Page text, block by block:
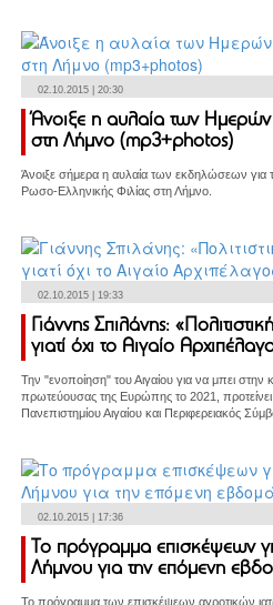
02.10.2015 | 20:30
Άνοιξε η αυλαία των
στη Λήμνο (mp3+photos)
Άνοιξε σήμερα η αυλαία των εκδηλώσεων για
Ρωσο-Ελληνικής Φιλίας στη Λήμνο.
02.10.2015 | 19:33
Γιάννης Σπιλάνης:
γιατί όχι το Αιγαίο
Την "ενοποίηση" του Αιγαίου για να μπει στην
πρωτεύουσας της Ευρώπης το 2021,
Πανεπιστημίου Αιγαίου και Περιφερειακός
02.10.2015 | 17:36
Το πρόγραμμα επισκέψεων
Λήμνου για την επόμενη
Το πρόγραμμα των επισκέψεων αγροτικών